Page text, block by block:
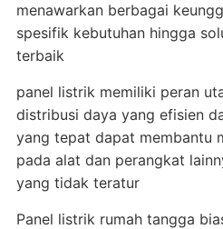
menawarkan berbagai
spesifik kebutuhan hingga
terbaik
panel listrik memiliki peran
distribusi daya yang efisien
yang tepat dapat membantu
pada alat dan perangkat
yang tidak teratur
Panel listrik rumah tangga